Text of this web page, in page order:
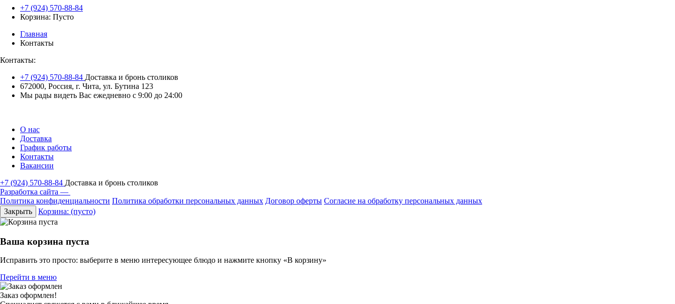
+7 (924) 570-88-84
Корзина: Пусто
Главная
Контакты
Контакты:
+7 (924) 570-88-84 Доставка и бронь столиков
672000, Россия, г. Чита, ул. Бутина 123
Мы рады видеть Вас ежедневно с 9:00 до 24:00
О нас
Доставка
График работы
Контакты
Вакансии
+7 (924) 570-88-84 Доставка и бронь столиков
Разработка сайта —
Политика конфиденциальности Политика обработки персональных данных Договор оферты Согласие на обработку персональных данных
Закрыть
Корзина: (пусто)
Ваша корзина пуста
Исправить это просто: выберите в меню интересующее блюдо и нажмите кнопку «В корзину»
Перейти в меню
Заказ оформлен!